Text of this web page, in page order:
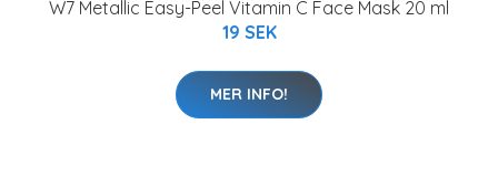
W7 Metallic Easy-Peel Vitamin C Face Mask 20 ml
19 SEK
MER INFO!